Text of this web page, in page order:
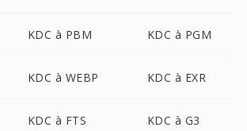
KDC à PBM KDC à PGM
KDC à WEBP KDC à EXR
KDC à FTS KDC à G3